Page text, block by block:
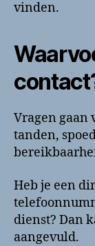
vinden.
Vragen gaan
tanden,
Heb je een
dienst? Dan
aangevuld.